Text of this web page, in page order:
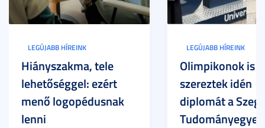
LEGÚJABB HÍREINK
Hiányszakma, tele
lehetőséggel: ezért
menő logopédusnak
lenni
LEGÚJABB HÍREINK
Olimpikonok is
szereztek idén
diplomát a